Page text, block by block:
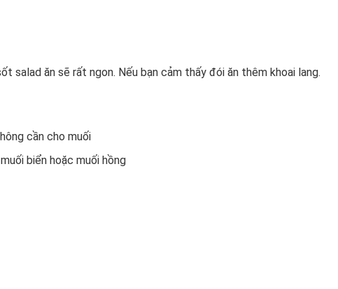
salad ăn sẽ rất ngon. Nếu bạn cảm thấy đói ăn thêm khoai lang.
cần cho muối
biển hoặc muối hồng